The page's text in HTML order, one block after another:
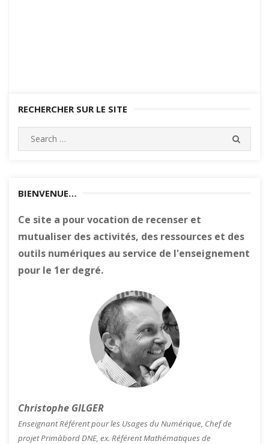
RECHERCHER SUR LE SITE
Search
for:
BIENVENUE…
Ce site a pour vocation de recenser et
mutualiser des activités, des ressources et des
outils numériques au service de l'enseignement
pour le 1er degré.
Christophe GILGER
Enseignant Référent pour les Usages du Numérique, Chef de
projet Primàbord DNE, ex. Référent Mathématiques de